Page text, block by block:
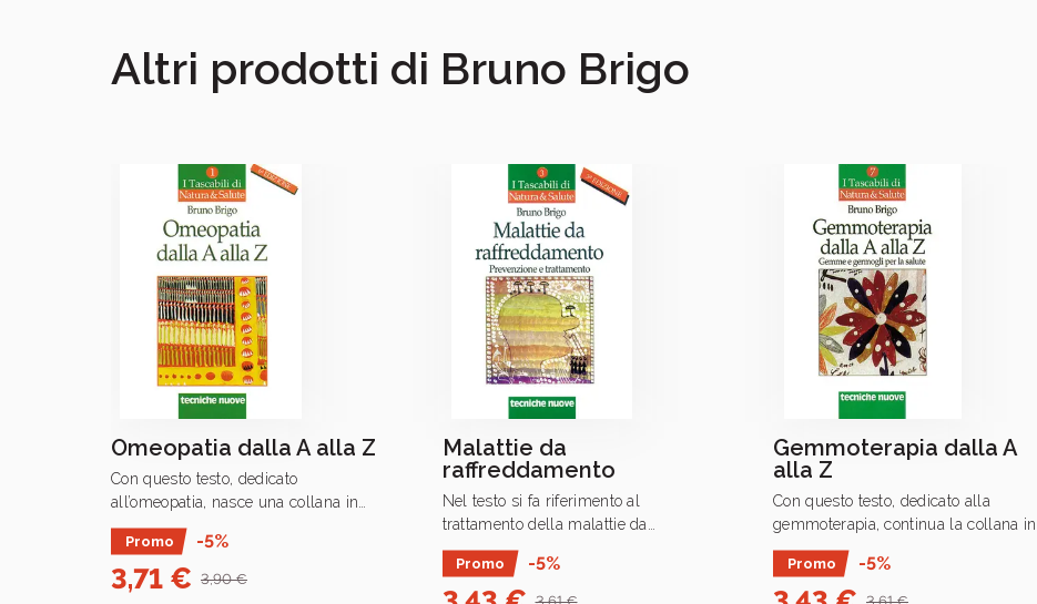
Altri prodotti di Bruno Brigo
Omeopatia dalla A alla Z
Con questo testo, dedicato
all’omeopatia, nasce una collana in
edizione economica che risponde
all’esigenza di conoscere le numerose
forme della medicina.
Promo -5%
3,71 € 3,90 €
Malattie da
raffreddamento
Nel testo si fa riferimento al
trattamento della malattie da
raffreddamento con terapie "naturali".
Promo -5%
3,61 €
Gemmoterapia dalla A
alla Z
Con questo testo, dedicato alla
gemmoterapia, continua la collana in
edizione economica che risponde
all’esigenza di conoscere le numerose
forme della medicina.
Promo -5%
3,61 €